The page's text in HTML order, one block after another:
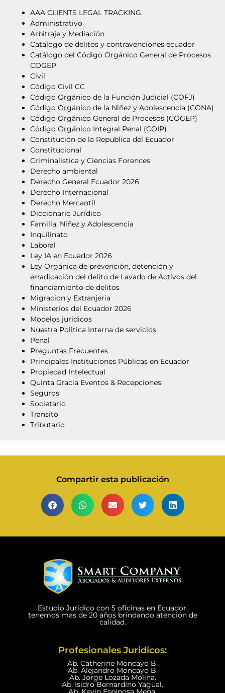
AAA CLIENTS LEGAL TRACKING.
Administrativo
Arbitraje y Mediación
Catalogo de delitos y contravenciones ecuador
Catálogo del Código Orgánico General de Procesos
COGEP
Civil
Código Civil CC
Código Orgánico de la Función Judicial (COFJ)
Código Orgánico de la Niñez y Adolescencia (CONA)
Código Orgánico General de Procesos (COGEP)
Código Orgánico Integral Penal (COIP)
Constitución de la Republica del Ecuador
Constitucional
Criminalistica y Ciencias Forences
Derecho ambiental
Derecho General Ecuador 2026
Derecho Internacional
Derecho Mercantil
Diccionario Jurídico
Familia, Niñez y Adolescencia
Inquilinato
Laboral
Ley IA en Ecuador 2026
Ley Orgánica de prevención, detención y
erradicación del delito de Lavado de Activos del
financiamiento de delitos
Migracion y Extranjeria
Ministerios del Ecuador 2026
Modelos jurídicos
Nuestra Polìtica Interna de servicios
Penal
Preguntas Frecuentes
Principales Instituciones Públicas en Ecuador
Propiedad Intelectual
Quinta Gracia Eventos & Recepciones
Seguros
Societario
Transito
Tributario
Compartir esta publicación
Estudio Jurídico con 5 oficinas en Ecuador,
tenemos mas de 20 años brindando atención de
calidad.
Profesionales Juridicos:
Ab. Catherine Moncayo B.
Ab. Alejandro Moncayo B.
Ab. Jorge Lozada Molina.
Ab. Isidro Bernardino Yagual.